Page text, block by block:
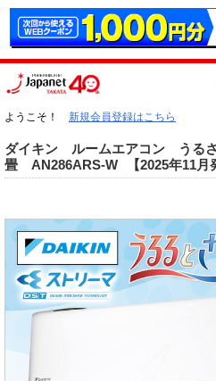
ようこそ！ 新規会員登録はこちら
ダイキン ルームエアコン うる
畳 AN286ARS-W
【2025年11月